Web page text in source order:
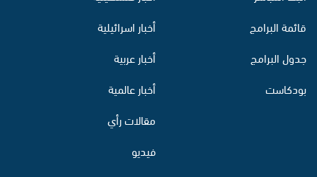
قائمة البرامج
جدول البرامج
بودكاست
أخبار اسرائيلية
أخبار عربية
أخبار عالمية
مقالات رأي
فيديو